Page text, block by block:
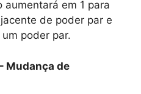
aumentará em 1 para
de poder par e
poder par.
Mudança de